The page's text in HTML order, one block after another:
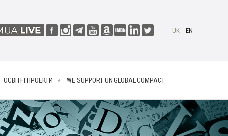
UK EN
ОСВІТНІ ПРОЕКТИ WE SUPPORT UN GLOBAL COMPACT